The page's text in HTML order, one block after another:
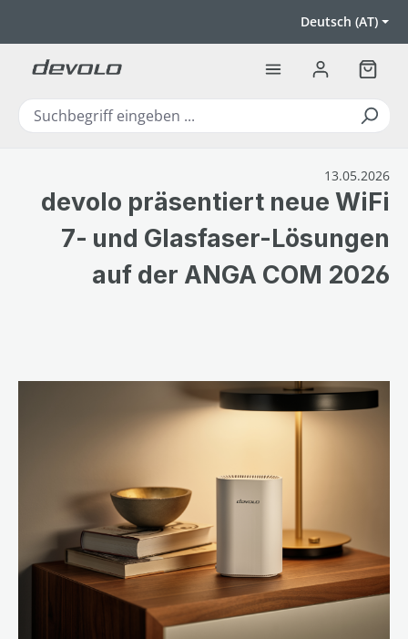
Deutsch (AT)
13.05.2026
devolo präsentiert neue WiFi
7‑ und Glasfaser-Lösungen
auf der ANGA COM 2026